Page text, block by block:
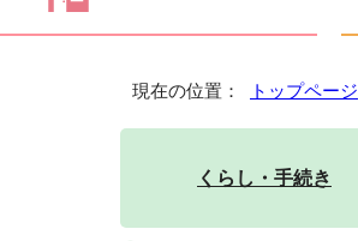
現在の位置： トップページ
くらし・手続き